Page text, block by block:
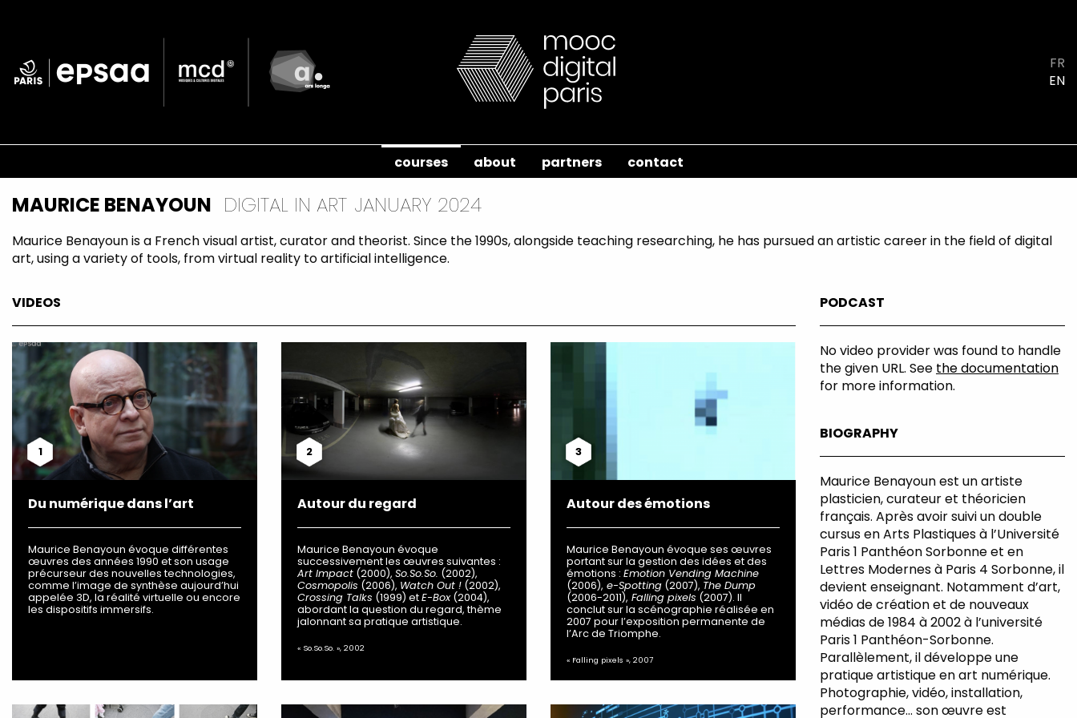
content
FR
EN
principale
courses about partners contact
MAURICE BENAYOUN DIGITAL IN ART JANUARY 2024
Maurice Benayoun is a French visual artist, curator and theorist. Since the 1990s, alongside teaching researching, he has pursued an artistic career in the field of digital
art, using a variety of tools, from virtual reality to artificial intelligence.
VIDEOS
1
Du numérique dans l’art
Maurice Benayoun évoque différentes
œuvres des années 1990 et son usage
précurseur des nouvelles technologies,
comme l’image de synthèse aujourd’hui
appelée 3D, la réalité virtuelle ou encore
les dispositifs immersifs.
2
Autour du regard
Maurice Benayoun évoque
successivement les œuvres suivantes :
Art Impact(2000), So.So.So. (2002),
Cosmopolis (2006), Watch Out !(2002),
Crossing Talks (1999) etE-Box(2004),
abordant la question du regard, thème
jalonnant sa pratique artistique.
« So.So.So. », 2002
3
Autour des émotions
Maurice Benayoun évoque ses œuvres
portant sur la gestion des idées et des
émotions : Emotion Vending Machine
(2006), e-Spotting(2007), The Dump
(2006-2011), Falling pixels (2007). Il
conclut sur la scénographie réalisée en
2007 pour l’exposition permanente de
l’Arc de Triomphe.
« Falling pixels », 2007
PODCAST
No video provider was found to handle
the given URL. See the documentation
for more information.
BIOGRAPHY
Maurice Benayoun est un artiste
plasticien, curateur et théoricien
français. Après avoir suivi un double
cursus en Arts Plastiques à l’Université
Paris 1 Panthéon Sorbonne et en
Lettres Modernes à Paris 4 Sorbonne, il
devient enseignant. Notamment d’art,
vidéo de création et de nouveaux
médias de 1984 à 2002 à l’université
Paris 1 Panthéon-Sorbonne.
Parallèlement, il développe une
pratique artistique en art numérique.
Photographie, vidéo, installation,
performance… son œuvre est